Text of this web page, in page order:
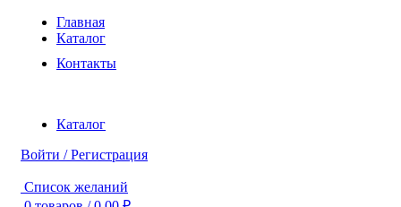
Главная
Каталог
Контакты
Каталог
Войти / Регистрация
Список желаний